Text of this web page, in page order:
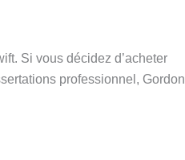
Si vous décidez d’acheter
professionnel, Gordon